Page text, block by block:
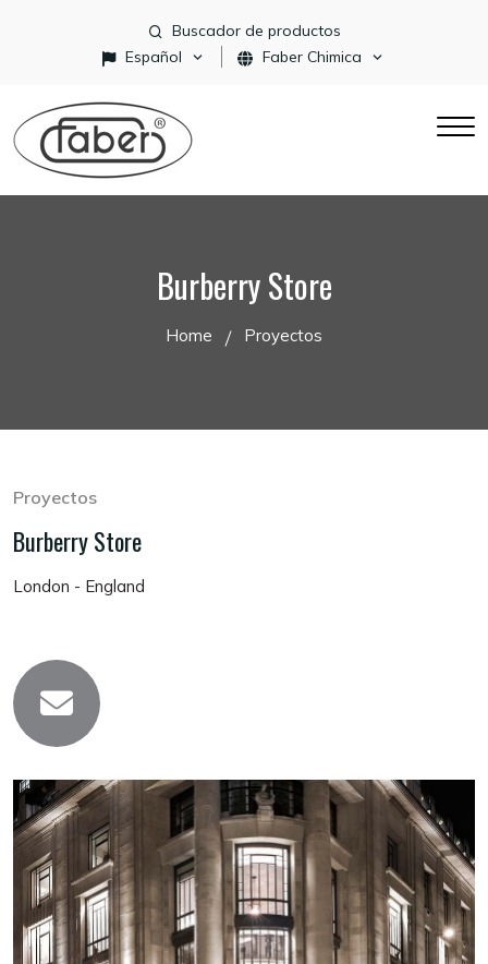
Buscador de productos
Español
Faber Chimica
Burberry Store
Home Proyectos
Proyectos
Burberry Store
London - England